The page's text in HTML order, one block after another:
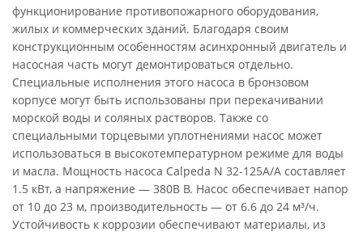
функционирование противопожарного оборудования,
жилых и коммерческих зданий. Благодаря своим
конструкционным особенностям асинхронный двигатель и
насосная часть могут демонтироваться отдельно.
Специальные исполнения этого насоса в бронзовом
корпусе могут быть использованы при перекачивании
морской воды и соляных растворов. Также со
специальными торцевыми уплотнениями насос может
использоваться в высокотемпературном режиме для воды
и масла. Мощность насоса Calpeda N 32-125A/A составляет
1.5 кВт, а напряжение — 380В В. Насос обеспечивает напор
от 10 до 23 м, производительность — от 6.6 до 24 м³/ч.
Устойчивость к коррозии обеспечивают материалы, из